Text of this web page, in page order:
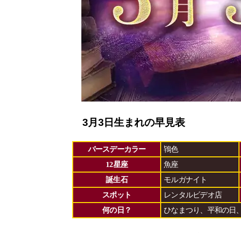
3月3日生まれの早見表
バースデーカラー 鴇色
12星座
魚座
誕生石
モルガナイト
スポット
レンタルビデオ店
何の日？
ひなまつり、平和の日